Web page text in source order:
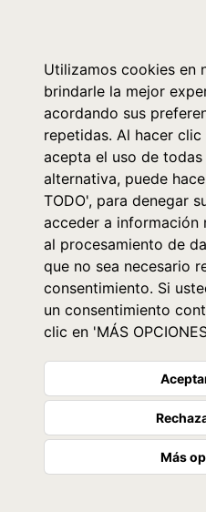
Utilizamos cookies en
brindarle la mejor
acordando sus
repetidas. Al hacer clic
acepta el uso de
alternativa, puede
TODO', para denegar
acceder a información
al procesamiento de
que no sea necesario
consentimiento. Si
un consentimiento
clic en 'MÁS
Más